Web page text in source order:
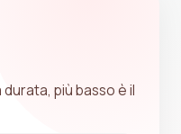
più basso è il